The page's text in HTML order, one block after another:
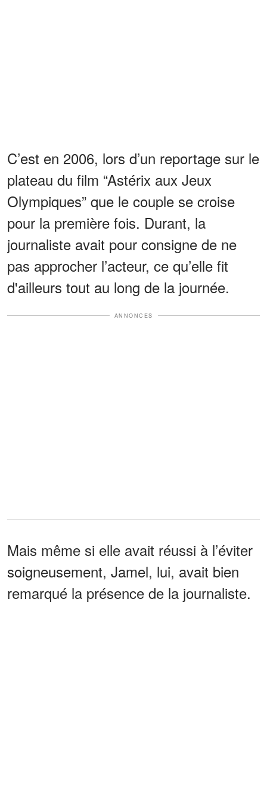
C’est en 2006, lors d’un reportage sur le
plateau du film “Astérix aux Jeux
Olympiques” que le couple se croise
pour la première fois. Durant, la
journaliste avait pour consigne de ne
pas approcher l’acteur, ce qu’elle fit
d'ailleurs tout au long de la journée.
ANNONCES
Mais même si elle avait réussi à l’éviter
soigneusement, Jamel, lui, avait bien
remarqué la présence de la journaliste.